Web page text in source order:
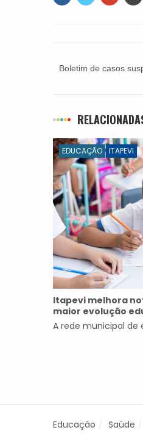
Boletim de casos
EDUCAÇÃO ITAPEVI
Itapevi melhora
maior evolução
A rede municipal de
Educação Saúde